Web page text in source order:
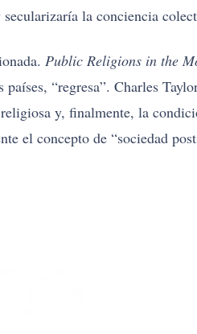
la conciencia
Public Religions in the
“regresa”. Charles
y, finalmente, la
el concepto de “sociedad